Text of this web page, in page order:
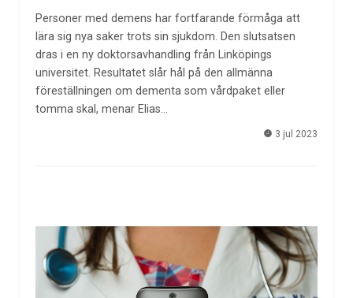
Personer med demens har fortfarande förmåga att
lära sig nya saker trots sin sjukdom. Den slutsatsen
dras i en ny doktorsavhandling från Linköpings
universitet. Resultatet slår hål på den allmänna
föreställningen om dementa som vårdpaket eller
tomma skal, menar Elias…
3 jul 2023